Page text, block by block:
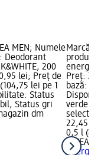
MEN; Numele
Deodorant
200
lei; Preț de
lei pe 1
Status
Status gri
dm
Marcă:
Preț:
bază:
verde
22,45 lei
0,5 l
NIVEA